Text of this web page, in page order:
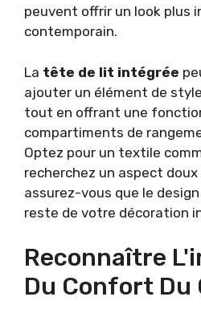
peuvent offrir un look plus
contemporain.
La tête de lit intégrée
ajouter un élément de
tout en offrant une
compartiments de
Optez pour un textile
recherchez un aspect
assurez-vous que le
reste de votre décoration
Reconnaître
Du Confort Du